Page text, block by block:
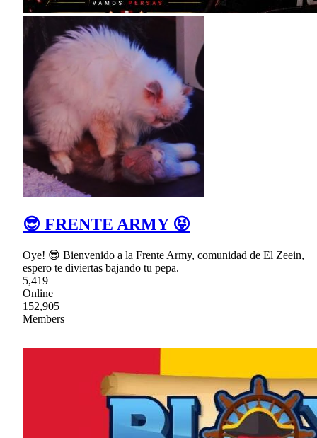
😎 FRENTE ARMY 😝
Oye! 😎 Bienvenido a la Frente Army, comunidad de El Zeein,
espero te diviertas bajando tu pepa.
5,419
Online
152,905
Members